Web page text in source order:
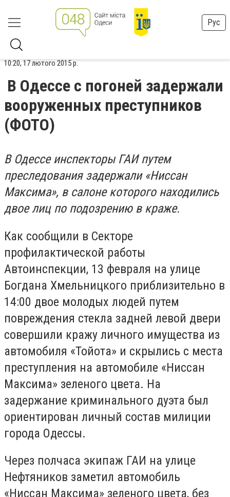
Рус
10:20, 17 лютого 2015 р.
В Одессе с погоней задержали
вооруженных преступников
(ФОТО)
В Одессе инспекторы ГАИ путем
преследования задержали «Ниссан
Максима», в салоне которого находились
двое лиц по подозрению в краже.
Как сообщили в Секторе
профилактической работы
Автоинспекции, 13 февраля на улице
Богдана Хмельницкого приблизительно в
14:00 двое молодых людей путем
повреждения стекла задней левой двери
совершили кражу личного имущества из
автомобиля «Тойота» и скрылись с места
преступления на автомобиле «Ниссан
Максима» зеленого цвета. На
задержание криминального дуэта был
ориентирован личный состав милиции
города Одессы.
Через полчаса экипаж ГАИ на улице
Нефтяников заметил автомобиль
«Ниссан Максима» зеленого цвета, без